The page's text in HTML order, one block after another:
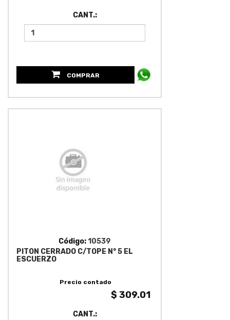
CANT.:
COMPRAR
Código:10539
PITON CERRADO C/TOPE N° 5 EL
ESCUERZO
Precio contado
$ 309.01
CANT.: